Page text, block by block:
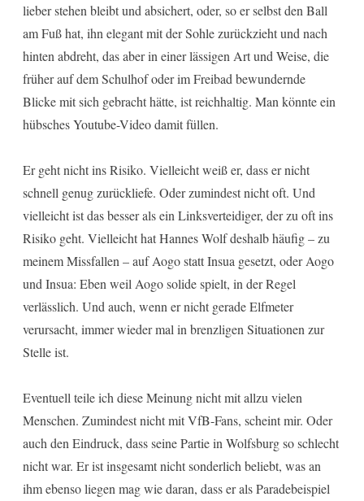
lieber stehen bleibt und absichert, oder, so er selbst den Ball
am Fuß hat, ihn elegant mit der Sohle zurückzieht und nach
hinten abdreht, das aber in einer lässigen Art und Weise, die
früher auf dem Schulhof oder im Freibad bewundernde
Blicke mit sich gebracht hätte, ist reichhaltig. Man könnte ein
hübsches Youtube-Video damit füllen.
Er geht nicht ins Risiko. Vielleicht weiß er, dass er nicht
schnell genug zurückliefe. Oder zumindest nicht oft. Und
vielleicht ist das besser als ein Linksverteidiger, der zu oft ins
Risiko geht. Vielleicht hat Hannes Wolf deshalb häufig – zu
meinem Missfallen – auf Aogo statt Insua gesetzt, oder Aogo
und Insua: Eben weil Aogo solide spielt, in der Regel
verlässlich. Und auch, wenn er nicht gerade Elfmeter
verursacht, immer wieder mal in brenzligen Situationen zur
Stelle ist.
Eventuell teile ich diese Meinung nicht mit allzu vielen
Menschen. Zumindest nicht mit VfB-Fans, scheint mir. Oder
auch den Eindruck, dass seine Partie in Wolfsburg so schlecht
nicht war. Er ist insgesamt nicht sonderlich beliebt, was an
ihm ebenso liegen mag wie daran, dass er als Paradebeispiel